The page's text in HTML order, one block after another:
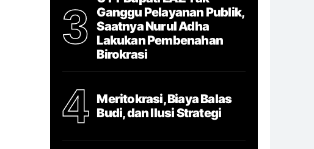
3
Ganggu Pelayanan Publik,
Saatnya Nurul Adha
Lakukan Pembenahan
Birokrasi
4
Meritokrasi, Biaya Balas
Budi, dan Ilusi Strategi